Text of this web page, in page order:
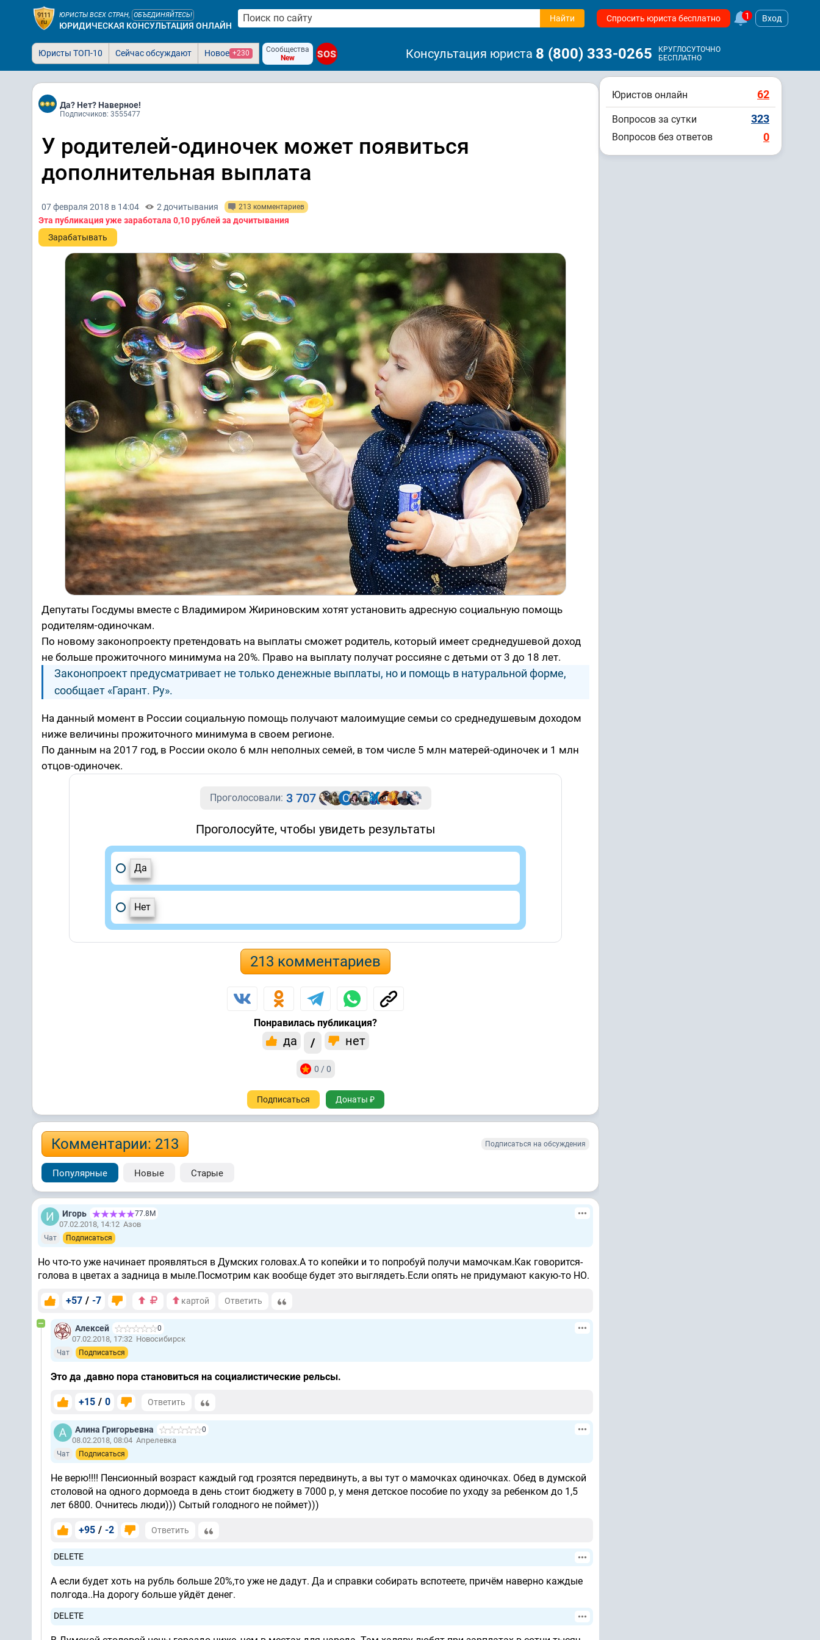
ЮРИСТЫ ВСЕХ СТРАН, ОБЪЕДИНЯЙТЕСЬ!
ЮРИДИЧЕСКАЯ КОНСУЛЬТАЦИЯ ОНЛАЙН
Найти Спросить юриста бесплатно 1 Вход
Юристы ТОП-10 Сейчас обсуждают Новое +230
Сообщества
New
SOS Консультация юриста 8 (800) 333-0265
КРУГЛОСУТОЧНО
БЕСПЛАТНО
Да? Нет? Наверное!
Подписчиков: 3555477
У родителей-одиночек может появиться
дополнительная выплата
07 февраля 2018 в 14:04 2 дочитывания 213 комментариев
Эта публикация уже заработала 0,10 рублейза дочитывания
Зарабатывать
Депутаты Госдумы вместе с Владимиром Жириновским хотят установить адресную социальную помощь
родителям-одиночкам.
По новому законопроекту претендовать на выплаты сможет родитель, который имеет среднедушевой доход
не больше прожиточного минимума на 20%. Право на выплату получат россияне с детьми от 3 до 18 лет.
Законопроект предусматривает не только денежные выплаты, но и помощь в натуральной форме,
сообщает «Гарант. Ру».
На данный момент в России социальную помощь получают малоимущие семьи со среднедушевым доходом
ниже величины прожиточного минимума в своем регионе.
По данным на 2017 год, в России около 6 млн неполных семей, в том числе 5 млн матерей-одиночек и 1 млн
отцов-одиночек.
Проголосовали: 3 707
Проголосуйте, чтобы увидеть результаты
Да
Нет
213 комментариев
Понравилась публикация?
да / нет
0 / 0
Подписаться Донаты ₽
Комментарии: 213 Подписаться на обсуждения
Популярные Новые Старые
Игорь 77.8М
07.02.2018, 14:12 Азов
Чат Подписаться
Но что-то уже начинает проявляться в Думских головах.А то копейки и то попробуй получи мамочкам.Как говорится-
голова в цветах а задница в мыле.Посмотрим как вообще будет это выглядеть.Если опять не придумают какую-то НО.
+57 / -7 картой Ответить
Алексей 0
07.02.2018, 17:32 Новосибирск
Чат Подписаться
Это да ,давно пора становиться на социалистические рельсы.
+15 / 0 Ответить
Алина Григорьевна 0
08.02.2018, 08:04 Апрелевка
Чат Подписаться
Не верю!!!! Пенсионный возраст каждый год грозятся передвинуть, а вы тут о мамочках одиночках. Обед в думской
столовой на одного дормоеда в день стоит бюджету в 7000 р, у меня детское пособие по уходу за ребенком до 1,5
лет 6800. Очнитесь люди))) Сытый голодного не поймет)))
+95 / -2 Ответить
DELETE
А если будет хоть на рубль больше 20%,то уже не дадут. Да и справки собирать вспотеете, причём наверно каждые
полгода..На дорогу больше уйдёт денег.
DELETE
Юристов онлайн 62
Вопросов за сутки 323
Вопросов без ответов 0